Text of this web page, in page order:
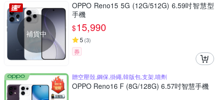
補貨中
OPPO Reno15 5G (12G/512G) 6.59吋智慧型
手機
$15,990
5 (3)
券
贈空壓殼,鋼保,掛繩,韓版包,支架,噴劑
OPPO Reno16 F (8G/128G) 6.57吋智慧手機